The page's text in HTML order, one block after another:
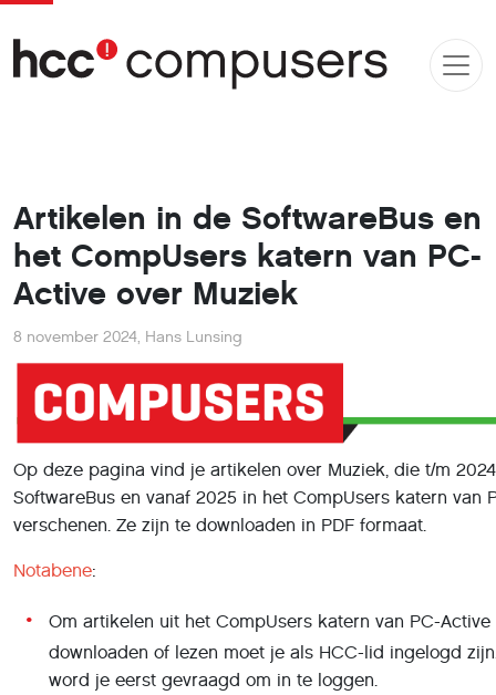
Artikelen in de SoftwareBus en
het CompUsers katern van PC-
Active over Muziek
8 november 2024, Hans Lunsing
Op deze pagina vind je artikelen over Muziek, die t/m
SoftwareBus en vanaf 2025 in het CompUsers katern van
verschenen. Ze zijn te downloaden in PDF formaat.
Notabene:
Om artikelen uit het CompUsers katern van PC-Active
downloaden of lezen moet je als HCC-lid ingelogd
word je eerst gevraagd om in te loggen.